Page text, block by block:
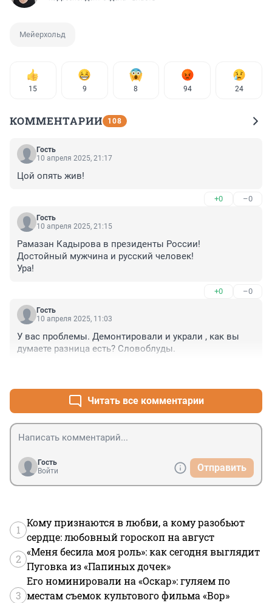
Мейерхольд
15 9 8 94 24
КОММЕНТАРИИ 108
Гость
10 апреля 2025, 21:17
Цой опять жив!
+0 –0
Гость
10 апреля 2025, 21:15
Рамазан Кадырова в президенты России!
Достойный мужчина и русский человек!
Ура!
+0 –0
Гость
10 апреля 2025, 11:03
У вас проблемы. Демонтировали и украли , как вы
думаете разница есть? Словоблуды.
Читать все комментарии
Гость
Войти
Отправить
1
Кому признаются в любви, а кому разобьют
сердце: любовный гороскоп на август
2
«Меня бесила моя роль»: как сегодня выглядит
Пуговка из «Папиных дочек»
3
Его номинировали на «Оскар»: гуляем по
местам съемок культового фильма «Вор»